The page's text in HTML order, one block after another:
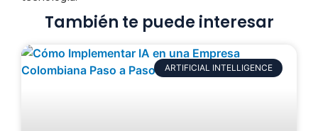
También te puede interesar
ARTIFICIAL INTELLIGENCE